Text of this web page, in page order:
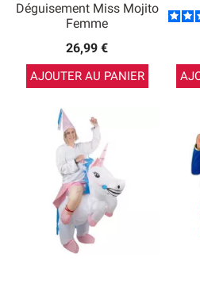
Déguisement Miss Mojito
Femme
26,99 €
AJOUTER AU PANIER